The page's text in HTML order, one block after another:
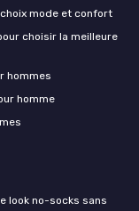
mode et confort
choisir la meilleure
hommes
homme
look no-socks sans